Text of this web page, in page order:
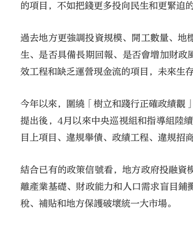
的項目，不如把錢更多投向民生和更緊迫
過去地方更強調投資規模、開工數量、地
生、是否具備長期回報、是否會增加財
效工程和缺乏運營現金流的項目，未來生
今年以來，圍繞「樹立和踐行正確政績觀
提出後，4月以來中央巡視組和指導組陸
目上項目、違規舉債、政績工程、違規招
結合已有的政策信號看，地方政府投融資
離產業基礎、財政能力和人口需求盲目
稅、補貼和地方保護破壞統一大市場。